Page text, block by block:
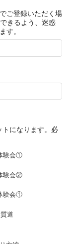
ご登録いただく場
きるよう、迷惑
す。
になります。必
験会①
験会②
験会①
道